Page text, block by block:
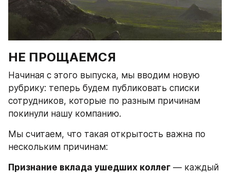
НЕ ПРОЩАЕМСЯ
Начиная с этого выпуска, мы вводим новую
рубрику: теперь будем публиковать списки
сотрудников, которые по разным причинам
покинули нашу компанию.
Мы считаем, что такая открытость важна по
нескольким причинам:
Признание вклада ушедших коллег — каждый